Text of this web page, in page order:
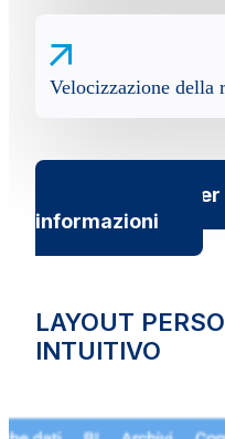
Velocizzazione della
Contattaci
informazioni
LAYOUT
INTUITIVO